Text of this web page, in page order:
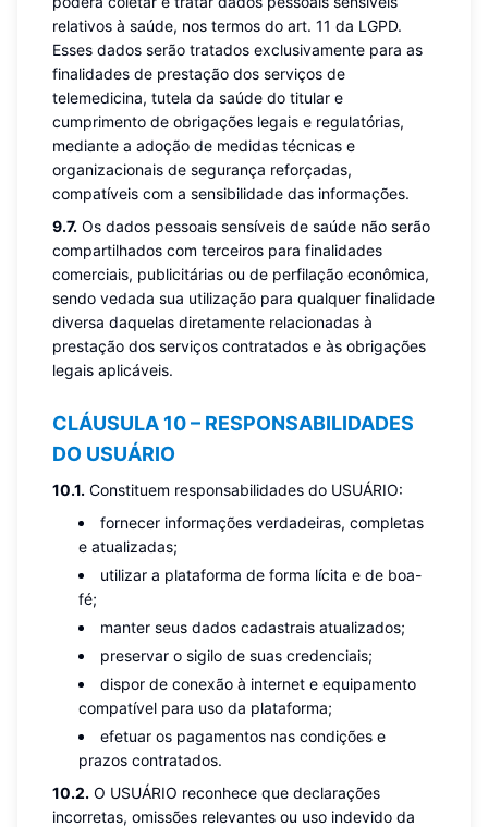
relativos à saúde, nos termos do art. 11 da LGPD.
Esses dados serão tratados exclusivamente para as
finalidades de prestação dos serviços de
telemedicina, tutela da saúde do titular e
cumprimento de obrigações legais e regulatórias,
mediante a adoção de medidas técnicas e
organizacionais de segurança reforçadas,
compatíveis com a sensibilidade das informações.
9.7. Os dados pessoais sensíveis de saúde não serão
compartilhados com terceiros para finalidades
comerciais, publicitárias ou de perfilação econômica,
sendo vedada sua utilização para qualquer finalidade
diversa daquelas diretamente relacionadas à
prestação dos serviços contratados e às obrigações
legais aplicáveis.
CLÁUSULA 10 – RESPONSABILIDADES
DO USUÁRIO
10.1. Constituem responsabilidades do USUÁRIO:
fornecer informações verdadeiras, completas
e atualizadas;
utilizar a plataforma de forma lícita e de boa-
fé;
manter seus dados cadastrais atualizados;
preservar o sigilo de suas credenciais;
dispor de conexão à internet e equipamento
compatível para uso da plataforma;
efetuar os pagamentos nas condições e
prazos contratados.
10.2. O USUÁRIO reconhece que declarações
incorretas, omissões relevantes ou uso indevido da